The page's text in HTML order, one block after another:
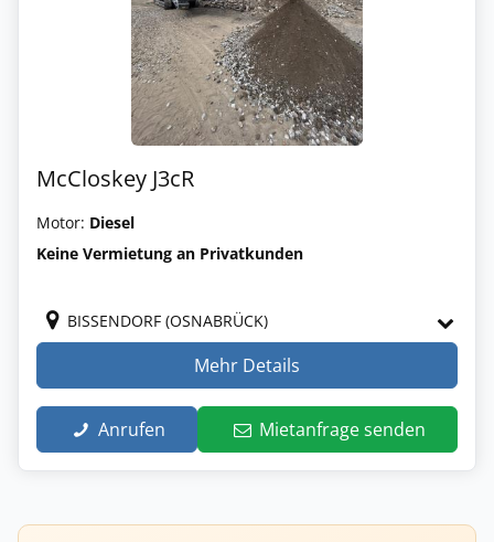
McCloskey J3cR
Motor: Diesel
Keine Vermietung an Privatkunden
BISSENDORF (OSNABRÜCK)
Mehr Details
Anrufen Mietanfrage senden